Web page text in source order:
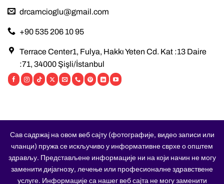
drcamcioglu@gmail.com
+90 535 206 10 95
Terrace Center1, Fulya, Hakkı Yeten Cd. Kat :13 Daire
:71, 34000 Şişli/İstanbul
Сав садржај на овом веб сајту (фотографије, видео записи или
чланци) пружа се искључиво у информативне сврхе о општем
здрављу. Представљене информације ни на који начин не могу
заменити дијагнозу, лечење или професионалне здравствене
услуге. Информације са нашег веб сајта не могу заменити